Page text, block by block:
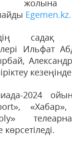
Egemen.kz.
Ильфат
2024